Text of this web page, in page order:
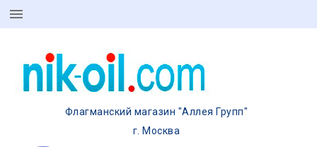
Флагманский магазин "Аллея Групп"
г. Москва